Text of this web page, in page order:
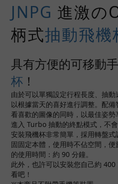
JNPG 進激の
柄式抽動飛機
具有方便的可移動
杯 ！
由於可以單獨設定行程長度、抽
以根據當天的喜好進行調整。配
看喜歡的圖像的同時，以最佳姿
進入 Turbo 抽動的終點模式，不
安裝飛機杯非常簡單，採用轉盤
固固定本體，使用時不佔空間，
的使用時間：約 90 分鐘。
此外，也許可以安裝您自己約
看吧！